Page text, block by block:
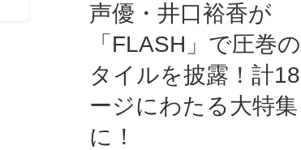
声優・井口裕香が
「FLASH」で圧巻
タイルを披露！計
ージにわたる大特集
に！